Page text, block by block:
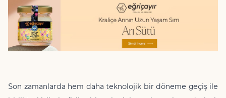
Son zamanlarda hem daha teknolojik bir döneme geçiş ile